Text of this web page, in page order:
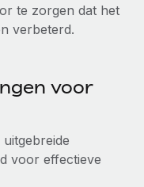
te zorgen dat het
verbeterd.
voor
voor effectieve